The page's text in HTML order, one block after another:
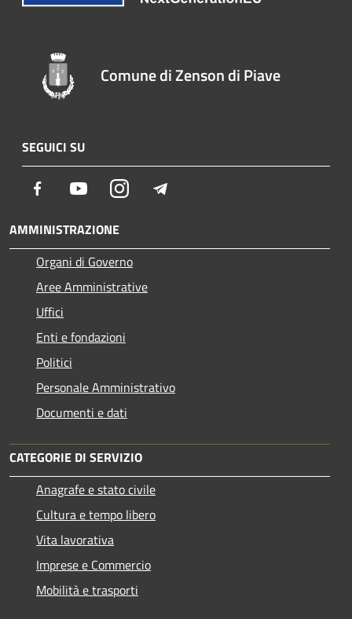
Comune di Zenson di Piave
SEGUICI SU
Facebook YoutubeInstagram
AMMINISTRAZIONE
Organi di Governo
Aree Amministrative
Uffici
Enti e fondazioni
Politici
Personale Amministrativo
Documenti e dati
CATEGORIE DI SERVIZIO
Anagrafe e stato civile
Cultura e tempo libero
Vita lavorativa
Imprese e Commercio
Mobilità e trasporti